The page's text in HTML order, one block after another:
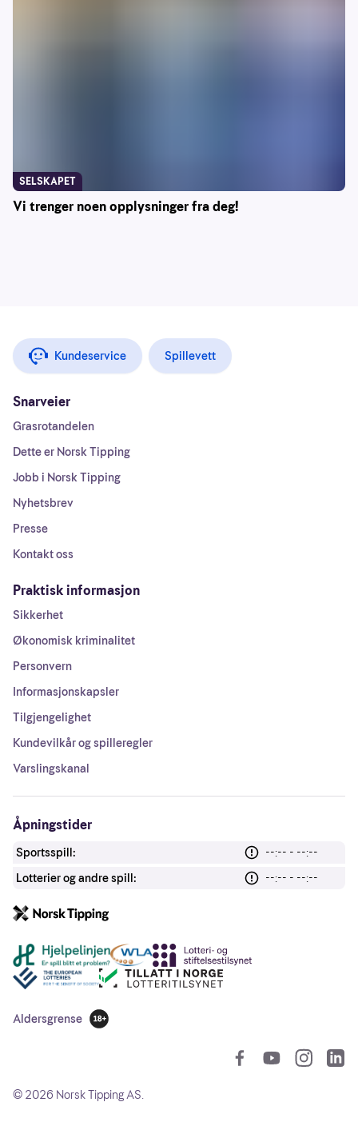
Vi trenger noen opplysninger fra deg!
SELSKAPET
Kundeservice Spillevett
Snarveier
Grasrotandelen
Dette er Norsk Tipping
Jobb i Norsk Tipping
Nyhetsbrev
Presse
Kontakt oss
Praktisk informasjon
Sikkerhet
Økonomisk kriminalitet
Personvern
Informasjonskapsler
Tilgjengelighet
Kundevilkår og spilleregler
Varslingskanal
Åpningstider
Sportsspill:
--:-- - --:--
Lotterier og andre spill:
--:-- - --:--
Andre lenker
Aldersgrense
18 år
© 2026 Norsk Tipping AS.